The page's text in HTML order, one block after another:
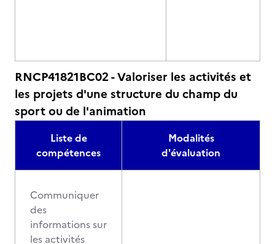
RNCP41821BC02 - Valoriser les activités et
les projets d'une structure du champ du
sport ou de l'animation
Liste de
compétences
Modalités
d'évaluation
Communiquer
des
informations sur
les activités